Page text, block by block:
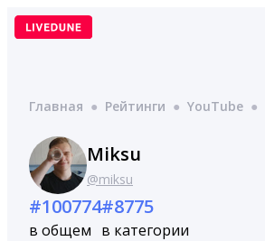
Перейти
Главная ● Рейтинги ● YouTube ●
Miksu
@miksu
#100774
в общем
#8775
в категории